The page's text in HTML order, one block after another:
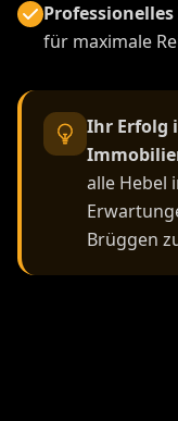
für maximale
Ihr Erfolg
alle Hebel
Brüggen